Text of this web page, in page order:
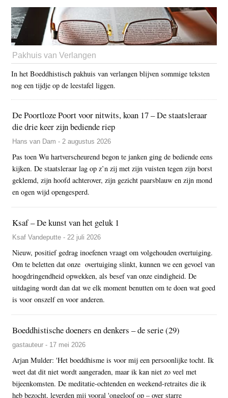
Pakhuis van Verlangen
In het Boeddhistisch pakhuis van verlangen blijven sommige teksten
nog een tijdje op de leestafel liggen.
De Poortloze Poort voor nitwits, koan 17 – De staatsleraar
die drie keer zijn bediende riep
Hans van Dam - 2 augustus 2026
Pas toen Wu hartverscheurend begon te janken ging de bediende eens
kijken. De staatsleraar lag op z’n zij met zijn vuisten tegen zijn borst
geklemd, zijn hoofd achterover, zijn gezicht paarsblauw en zijn mond
en ogen wijd opengesperd.
Ksaf – De kunst van het geluk 1
Ksaf Vandeputte - 22 juli 2026
Nieuw, positief gedrag inoefenen vraagt om volgehouden overtuiging.
Om te beletten dat onze overtuiging slinkt, kunnen we een gevoel van
hoogdringendheid opwekken, als besef van onze eindigheid. De
uitdaging wordt dan dat we elk moment benutten om te doen wat goed
is voor onszelf en voor anderen.
Boeddhistische doeners en denkers – de serie (29)
gastauteur - 17 mei 2026
Arjan Mulder: 'Het boeddhisme is voor mij een persoonlijke tocht. Ik
weet dat dit niet wordt aangeraden, maar ik kan niet zo veel met
bijeenkomsten. De meditatie-ochtenden en weekend-retraites die ik
heb bezocht, leverden mij vooral 'ongeloof op – over starre